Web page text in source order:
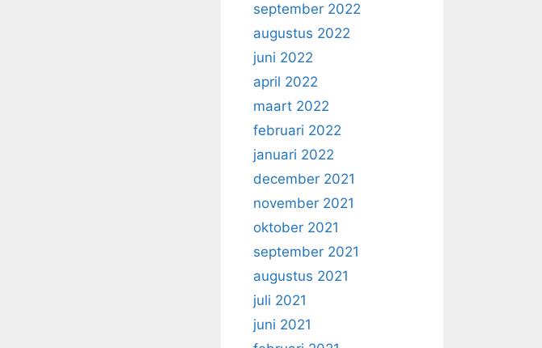
september 2022
augustus 2022
juni 2022
april 2022
maart 2022
februari 2022
januari 2022
december 2021
november 2021
oktober 2021
september 2021
augustus 2021
juli 2021
juni 2021